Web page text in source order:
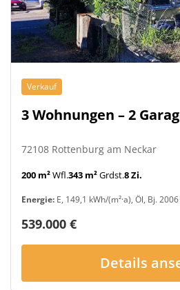
Verkauf
3 Wohnungen – 2
72108 Rottenburg am Neckar
200 m²Wfl.343 m²Grdst.8 Zi.
Energie: E, 149,1 kWh/(m²·a), Öl, Bj. 2006
539.000 €
Details